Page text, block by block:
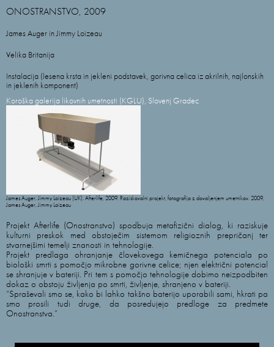
ONOSTRANSTVO, 2009
James Auger in Jimmy Loizeau
Velika Britanija
Instalacija (lesena krsta in jekleni podstavek, gorivna celica iz akrilnih, najlonskih
in jeklenih komponent)
Koroška galerija likovnih umetnosti (KGLU), Slovenj Gradec
James Auger, Jimmy Loizeau (UK). Afterlife, 2009. Raziskovalni projekt, fotografija z dovoljenjem umetnikov. 2009,
James Auger, Jimmy Loizeau
Projekt Afterlife (Onostranstvo) spodbuja metafizični dialog, ki raziskuje
kulturni preskok med obstoječim sistemom religioznih prepričanj ter
stvarnejšimi temelji znanosti in tehnologije.
Projekt predlaga ohranjanje človekovega kemičnega potenciala po
biološki smrti s pomočjo mikrobne gorivne celice; njen električni potencial
se shranjuje v bateriji. Pri tem s pomočjo tehnologije dobimo neizpodbiten
dokaz o obstoju življenja po smrti, življenje, shranjeno v bateriji.
“Spraševali smo se, kako bi lahko takšno baterijo uporabili sami, hkrati pa
smo prosili tudi druge, da posredujejo predloge za predmete
Onostranstva.”